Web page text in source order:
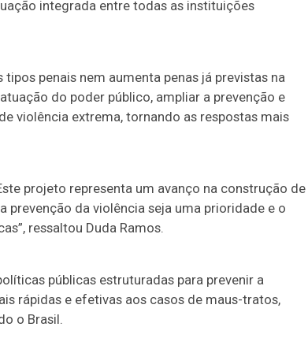
integrada entre todas as instituições
tipos penais nem aumenta penas já previstas na
do poder público, ampliar a prevenção e
violência extrema, tornando as respostas mais
projeto representa um avanço na construção de
prevenção da violência seja uma prioridade e o
ressaltou Duda Ramos.
públicas estruturadas para prevenir a
rápidas e efetivas aos casos de maus-tratos,
o Brasil.